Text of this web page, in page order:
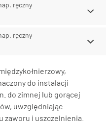
ręczny
ręczny
do instalacji
do zimnej lub gorącej
uwzględniając
zaworu i uszczelnienia.